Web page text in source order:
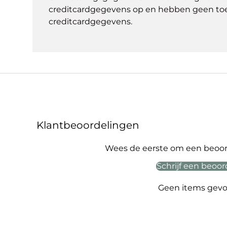
creditcardgegevens op en hebben geen
creditcardgegevens.
Klantbeoordelingen
Wees de eerste om een
Schrijf een
Geen items